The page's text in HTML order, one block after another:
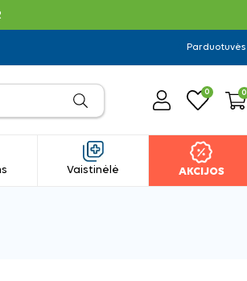
Parduotuvės
0 0
Vaistinėlė AKCIJOS